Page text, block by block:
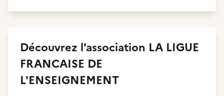
Découvrez l'association LA LIGUE
FRANCAISE DE
L'ENSEIGNEMENT